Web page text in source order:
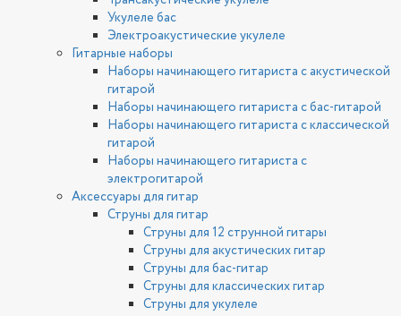
Укулеле бас
Электроакустические укулеле
Гитарные наборы
Наборы начинающего гитариста с акустической
гитарой
Наборы начинающего гитариста с бас-гитарой
Наборы начинающего гитариста с классической
гитарой
Наборы начинающего гитариста с
электрогитарой
Аксессуары для гитар
Струны для гитар
Струны для 12 струнной гитары
Струны для акустических гитар
Струны для бас-гитар
Струны для классических гитар
Струны для укулеле